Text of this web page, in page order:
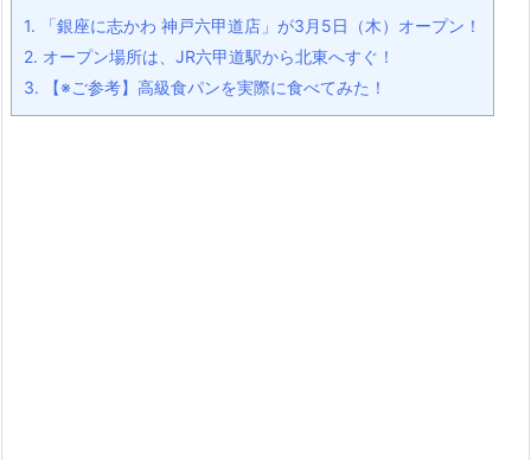
1. 「銀座に志かわ 神戸六甲道店」が3月5日（木）オープン！
2. オープン場所は、JR六甲道駅から北東へすぐ！
3. 【※ご参考】高級食パンを実際に食べてみた！